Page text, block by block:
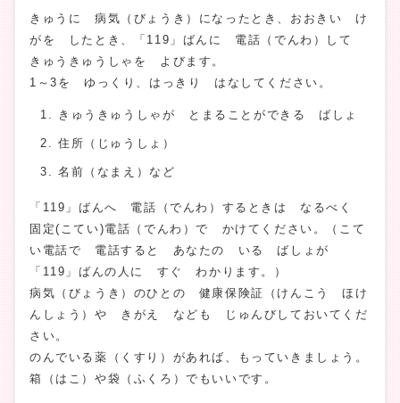
きゅうに 病気（びょうき）になったとき、おおきい け
がを したとき、「119」ばんに 電話（でんわ）して
きゅうきゅうしゃを よびます。
1～3を ゆっくり、はっきり はなしてください。
きゅうきゅうしゃが とまることができる ばしょ
住所（じゅうしょ）
名前（なまえ）など
「119」ばんへ 電話（でんわ）するときは なるべく
固定(こてい)電話（でんわ）で かけてください。（こて
い電話で 電話すると あなたの いる ばしょが
「119」ばんの人に すぐ わかります。）
病気（びょうき）のひとの 健康保険証（けんこう ほけ
んしょう）や きがえ なども じゅんびしておいてくだ
さい。
のんでいる薬（くすり）があれば、もっていきましょう。
箱（はこ）や袋（ふくろ）でもいいです。